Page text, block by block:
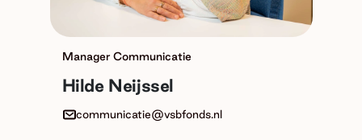
Manager Communicatie
Hilde Neijssel
communicatie@vsbfonds.nl